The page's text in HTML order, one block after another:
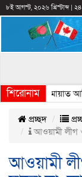
৮ই আগস্ট, ২০২৬ খ্রিস্টাব্দ|
শিরোনাম
করেন জামায়াত
প্রচ্ছদ
আওয়ামী লীগ ও
আওয়ামী